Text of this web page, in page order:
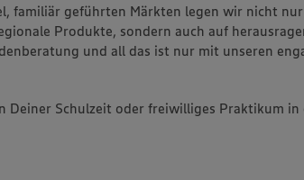
familiär geführten Märkten legen wir nicht
Produkte, sondern auch auf
und all das ist nur mit unseren
Deiner Schulzeit oder freiwilliges Praktikum in